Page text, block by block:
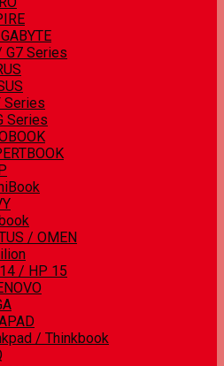
G7 Series
Series
Series
/ OMEN
/ HP 15
/ Thinkbook